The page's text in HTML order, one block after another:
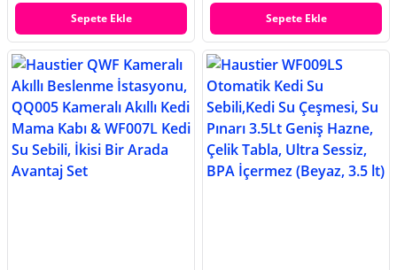
Sepete Ekle
Sepete Ekle